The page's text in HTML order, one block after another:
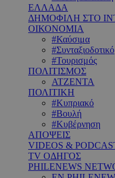
ΕΛΛΑΔΑ
ΔΗΜΟΦΙΛΗ ΣΤΟ
ΟΙΚΟΝΟΜΙΑ
#Καύσιμα
#Συνταξιοδοτικό
#Τουρισμός
ΠΟΛΙΤΙΣΜΟΣ
ΑΤΖΕΝΤΑ
ΠΟΛΙΤΙΚΗ
#Κυπριακό
#Βουλή
#Κυβέρνηση
ΑΠΟΨΕΙΣ
VIDEOS &
TV ΟΔΗΓΟΣ
PHILENEWS